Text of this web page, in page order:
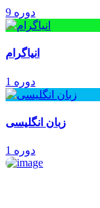
9 دوره
انیاگرام
1 دوره
زبان انگلیسی
1 دوره